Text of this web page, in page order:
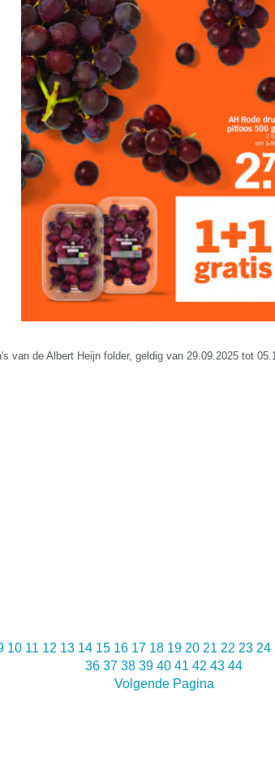
van de Albert Heijn folder, geldig van 29.09.2025 tot
10 11 12 13 14 15 16 17 18 19 20 21 22 23 24
36 37 38 39 40 41 42 43 44
Volgende Pagina